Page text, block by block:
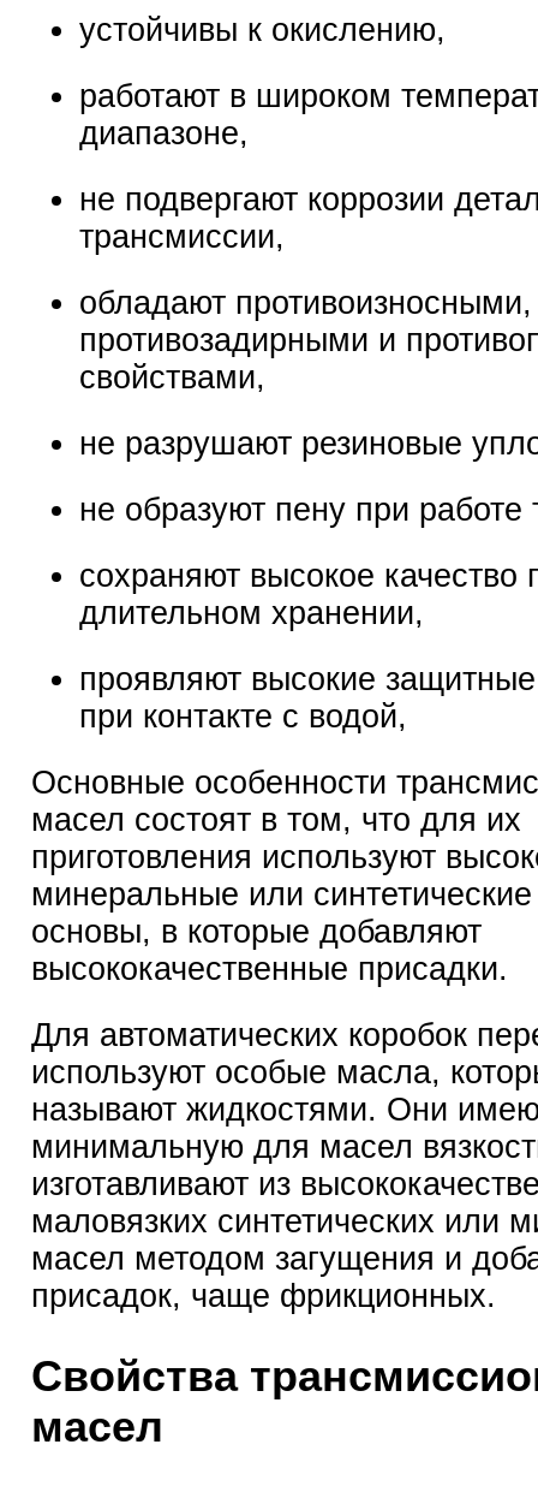
устойчивы к окислению,
работают в широком
диапазоне,
не подвергают коррозии
трансмиссии,
обладают противоизносными,
противозадирными и
свойствами,
не разрушают резиновые
не образуют пену при работе
сохраняют высокое качество
длительном хранении,
проявляют высокие
при контакте с водой,
Основные особенности
масел состоят в том, что для их
приготовления используют
минеральные или
основы, в которые добавляют
высококачественные присадки.
Для автоматических коробок
используют особые масла,
называют жидкостями. Они
минимальную для масел
изготавливают из
маловязких синтетических или
масел методом загущения и
присадок, чаще фрикционных.
Свойства
масел